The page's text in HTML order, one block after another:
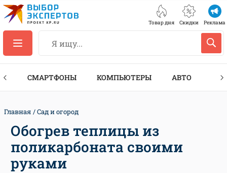
Товар дня Скидки Реклама
СМАРТФОНЫ КОМПЬЮТЕРЫ АВТО
Главная Сад и огород
Обогрев теплицы из
поликарбоната своими
руками